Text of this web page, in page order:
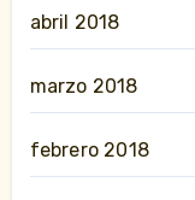
abril 2018
marzo 2018
febrero 2018